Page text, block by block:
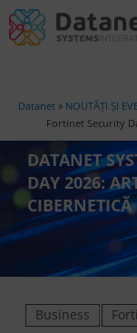
Datanet» NOUTĂȚI ȘI
Fortinet Security
DATANET
DAY 2026:
CIBERNETICĂ
Business